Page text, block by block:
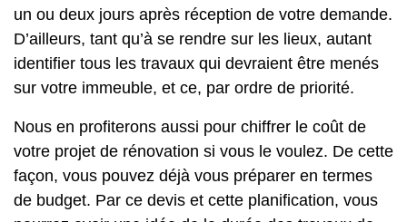
un ou deux jours après réception de votre demande.
D’ailleurs, tant qu’à se rendre sur les lieux, autant
identifier tous les travaux qui devraient être menés
sur votre immeuble, et ce, par ordre de priorité.
Nous en profiterons aussi pour chiffrer le coût de
votre projet de rénovation si vous le voulez. De cette
façon, vous pouvez déjà vous préparer en termes
de budget. Par ce devis et cette planification, vous